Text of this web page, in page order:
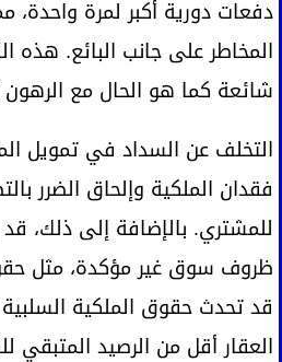
دفعات دورية أكبر لمرة واحدة،
المخاطر على جانب البائع. هذه
شائعة كما هو الحال مع الرهون
التخلف عن السداد في تمويل
فقدان الملكية وإلحاق الضرر
للمشتري. بالإضافة إلى ذلك،
ظروف سوق غير مؤكدة، مثل
قد تحدث حقوق الملكية
العقار أقل من الرصيد